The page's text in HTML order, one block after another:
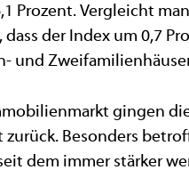
Prozent. Vergleicht
der Index um 0,7
und
gingen
zurück. Besonders
dem immer stärker